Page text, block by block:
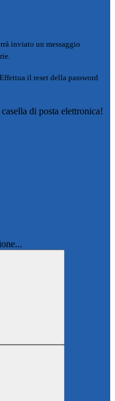
inviato un messaggio
il reset della password
di posta elettronica!